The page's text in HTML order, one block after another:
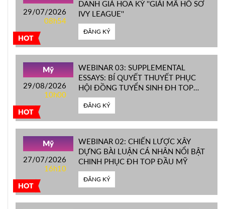
HOT
29/07/2026
08h54
DANH GIÁ HOA KỲ ''GIẢI MÃ HỒ SƠ
IVY LEAGUE''
ĐĂNG KÝ
HOT
Mỹ
29/08/2026
10h00
WEBINAR 03: SUPPLEMENTAL
ESSAYS: BÍ QUYẾT THUYẾT PHỤC
HỘI ĐỒNG TUYỂN SINH ĐH TOP
ĐẦU MỸ
ĐĂNG KÝ
HOT
Mỹ
27/07/2026
16h10
WEBINAR 02: CHIẾN LƯỢC XÂY
DỰNG BÀI LUẬN CÁ NHÂN NỔI BẬT
CHINH PHỤC ĐH TOP ĐẦU MỸ
ĐĂNG KÝ